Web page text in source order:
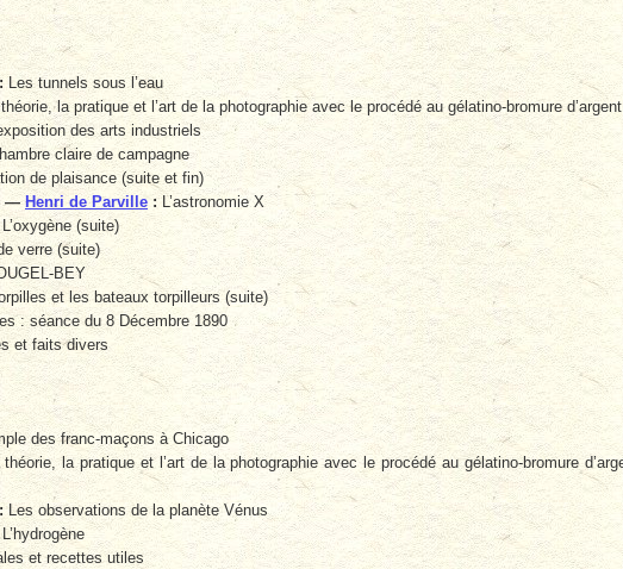
Les tunnels sous l’eau
théorie, la pratique et l’art de la photographie avec le procédé au gélatino-bromure
des arts industriels
claire de campagne
de plaisance (suite et fin)
— Henri de Parville : L’astronomie X
L’oxygène (suite)
verre (suite)
BEY
et les bateaux torpilleurs (suite)
: séance du 8 Décembre 1890
et faits divers
des franc-maçons à Chicago
la pratique et l’art de la photographie avec le procédé au gélatino-bromure
:Les observations de la planète Vénus
et recettes utiles